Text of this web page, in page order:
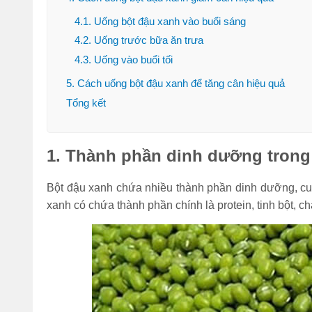
4.1. Uống bột đậu xanh vào buổi sáng
4.2. Uống trước bữa ăn trưa
4.3. Uống vào buổi tối
5. Cách uống bột đậu xanh để tăng cân hiệu quả
Tổng kết
1. Thành phần dinh dưỡng
Bột đậu xanh chứa nhiều thành phần dinh dưỡng,
xanh có chứa thành phần chính là protein, tinh bột,
Đi bộ 30 phút giảm
bao nhiêu calo? 1
dây giảm mỡ bụng
hiệu quả cực nhanh
tại nhà
Sau khi ăn xong nên
làm gì để bụng
không to, tránh béo
bụng?